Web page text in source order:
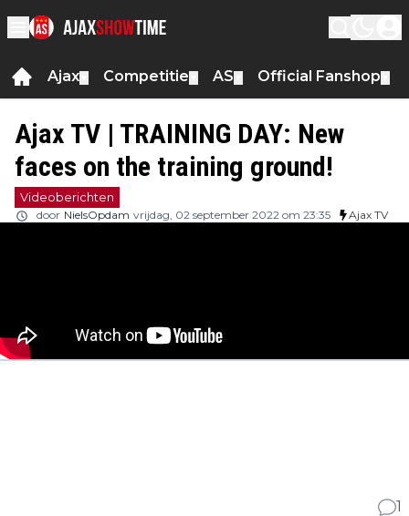
Ajax Competitie AS Official Fanshop
Ajax TV | TRAINING DAY: New
faces on the training ground!
Videoberichten
door NielsOpdam vrijdag, 02 september 2022 om 23:35 Ajax TV
1